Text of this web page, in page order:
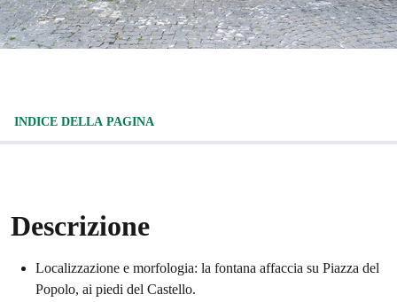
INDICE DELLA PAGINA
Descrizione
Localizzazione e morfologia: la fontana affaccia su Piazza del
Popolo, ai piedi del Castello.